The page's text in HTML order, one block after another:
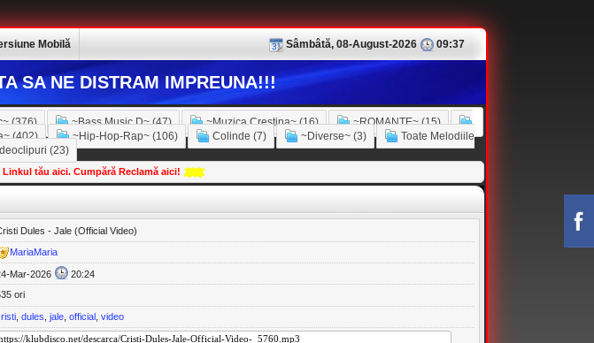
Mobilă Sâmbâtă, 08-August-2026 09:37
SA NE DISTRAM IMPREUNA!!!
(376) ~Bass Music D~ (47) ~Muzica Crestina~ (16)
~ROMANTE~ (15)
(402) ~Hip-Hop-Rap~ (106) Colinde (7) ~Diverse~ (3)
Toate Melodiile
(23)
Linkul tău aici. Cumpără Reclamă aici!
Dules - Jale (Official Video)
MariaMaria
Mar-2026
20:24
ori
dules jale official video